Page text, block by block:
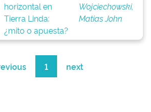
horizontal en
Tierra Linda:
¿mito o apuesta?
Wojciechowski,
Matias John
1 next